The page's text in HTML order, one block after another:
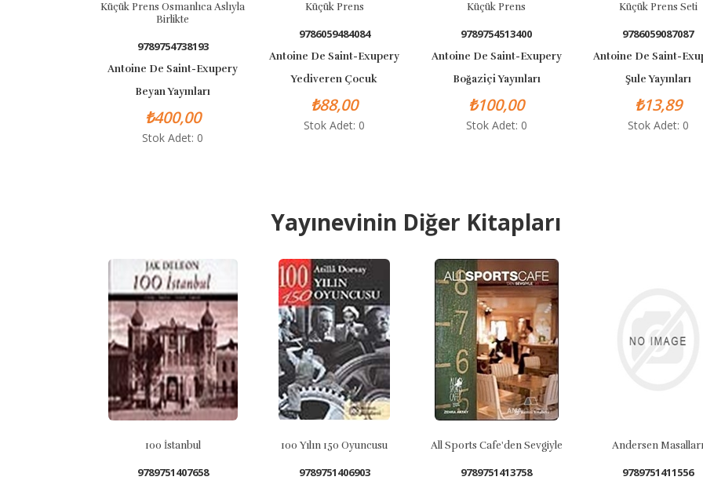
Küçük Prens Osmanlıca Aslıyla
Birlikte
9789754738193
Antoine De Saint-Exupery
Beyan Yayınları
₺400,00
Stok Adet: 0
Küçük Prens
9786059484084
Antoine De Saint-Exupery
Yediveren Çocuk
₺88,00
Stok Adet: 0
Küçük Prens
9789754513400
Antoine De Saint-Exupery
Boğaziçi Yayınları
₺100,00
Stok Adet: 0
Küçük Prens Seti
9786059087087
Antoine De Saint-Exupery
Şule Yayınları
₺13,89
Stok Adet: 0
Yayınevinin Diğer Kitapları
100 İstanbul
9789751407658
100 Yılın 150 Oyuncusu
9789751406903
All Sports Cafe'den Sevgiyle
9789751413758
Andersen Masalları
9789751411556